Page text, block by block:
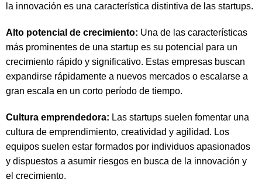
la innovación es una característica distintiva de las startups.
Alto potencial de crecimiento: Una de las características
más prominentes de una startup es su potencial para un
crecimiento rápido y significativo. Estas empresas buscan
expandirse rápidamente a nuevos mercados o escalarse a
gran escala en un corto período de tiempo.
Cultura emprendedora: Las startups suelen fomentar una
cultura de emprendimiento, creatividad y agilidad. Los
equipos suelen estar formados por individuos apasionados
y dispuestos a asumir riesgos en busca de la innovación y
el crecimiento.